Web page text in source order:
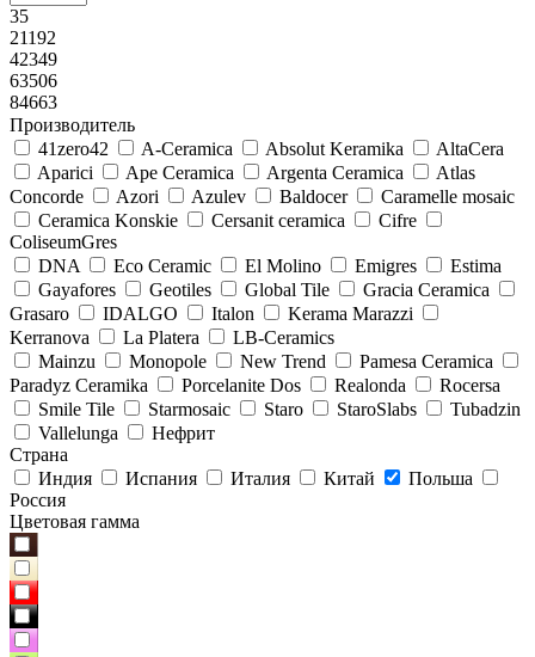
35
21192
42349
63506
84663
Производитель
41zero42
A-Ceramica Absolut Keramika
AltaCera
Aparici
Ape Ceramica Argenta Ceramica
Atlas
Concorde
Azori Azulev Baldocer
Caramelle mosaic
Ceramica Konskie
Cersanit ceramica
Cifre
ColiseumGres
DNA
Eco Ceramic El Molino Emigres
Estima
Gayafores
Geotiles Global Tile
Gracia Ceramica
Grasaro
IDALGO Italon
Kerama Marazzi
Kerranova
La Platera
LB-Ceramics
Mainzu
Monopole New Trend
Pamesa Ceramica
Paradyz Сeramika
Porcelanite Dos Realonda
Rocersa
Smile Tile
Starmosaic Staro StaroSlabs
Tubadzin
Vallelunga
Нефрит
Страна
Индия
Испания Италия Китай
Польша
Россия
Цветовая гамма